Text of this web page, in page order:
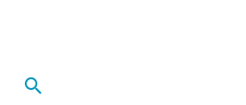
Rechercher